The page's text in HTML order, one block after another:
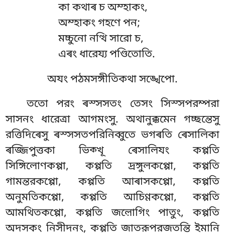
কাকথাৰ চ অম্হাকং,
অম্হাকং গহণে পন;
মচ্চুনো নত্থি সারো চ,
এৰং ধারেয্য পণ্ডিতোতি.
অযং পঠমসঙ্গীতিকথা সঙ্খেপো.
ততো পরং ৰস্সসতং তেসং সিস্সপরম্পরা
সাসনং ধারেত্ৰা আগমংসু. অথানুক্কমেন গচ্ছন্তেসু
রত্তিদিৰেসু ৰস্সসতপরিনিব্বুতে ভগৰতি ৰেসালিকা
ৰজ্জিপুত্তকা ভিক্খূ ৰেসালিযং কপ্পতি
সিঙ্গিলোণকপ্পা, কপ্পতি দ্ৰঙ্গুলকপ্পো, কপ্পতি
গামন্তরকপ্পো, কপ্পতি আৰাসকপ্পো, কপ্পতি
অনুমতিকপ্পো, কপ্পতি আচিণ্ণকপ্পো, কপ্পতি
আমথিতকপ্পো, কপ্পতি জল়োগিং পাতুং, কপ্পতি
অদসকং নিসীদনং, কপ্পতি জাতরূপরজতন্তি ইমানি